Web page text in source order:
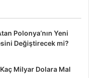
Polonya’nın Yeni
Değiştirecek mi?
Milyar Dolara Mal